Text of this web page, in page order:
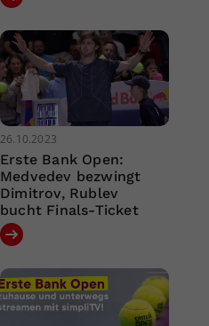
26.10.2023
Erste Bank Open:
Medvedev bezwingt
Dimitrov, Rublev
bucht Finals-Ticket